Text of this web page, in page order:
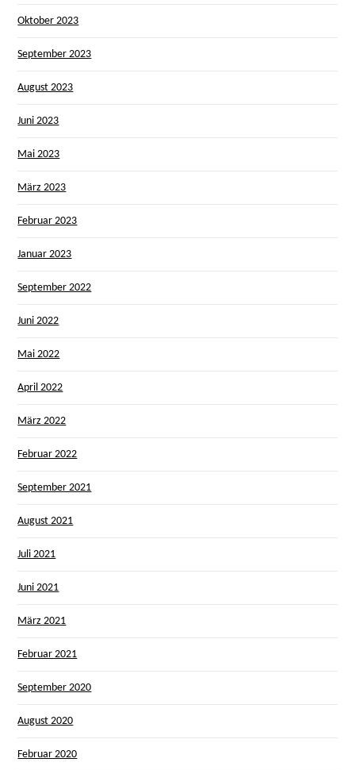
Oktober 2023
September 2023
August 2023
Juni 2023
Mai 2023
März 2023
Februar 2023
Januar 2023
September 2022
Juni 2022
Mai 2022
April 2022
März 2022
Februar 2022
September 2021
August 2021
Juli 2021
Juni 2021
März 2021
Februar 2021
September 2020
August 2020
Februar 2020